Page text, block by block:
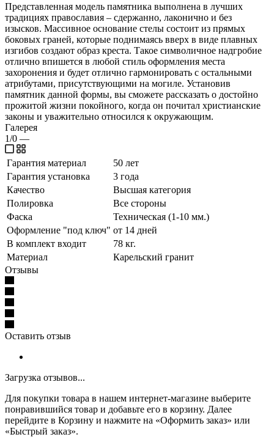
Представленная модель памятника выполнена в лучших
традициях православия – сдержанно, лаконично и без
изысков. Массивное основание стелы состоит из прямых
боковых граней, которые поднимаясь вверх в виде плавных
изгибов создают образ креста. Такое символичное надгробие
отлично впишется в любой стиль оформления места
захоронения и будет отлично гармонировать с остальными
атрибутами, присутствующими на могиле. Установив
памятник данной формы, вы сможете рассказать о достойно
прожитой жизни покойного, когда он почитал христианские
законы и уважительно относился к окружающим.
Галерея
1/0 —
Гарантия материал
50 лет
Гарантия установка
3 года
Качество
Высшая категория
Полировка
Все стороны
Фаска
Техническая (1-10 мм.)
Оформление "под ключ" от 14 дней
В комплект входит
78 кг.
Материал
Карельский гранит
Отзывы
Оставить отзыв
Загрузка отзывов...
Для покупки товара в нашем интернет-магазине выберите
понравившийся товар и добавьте его в корзину. Далее
перейдите в Корзину и нажмите на «Оформить заказ» или
«Быстрый заказ».